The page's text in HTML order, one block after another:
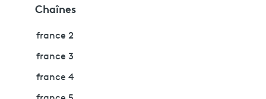
Chaînes
france 2
france 3
france 4